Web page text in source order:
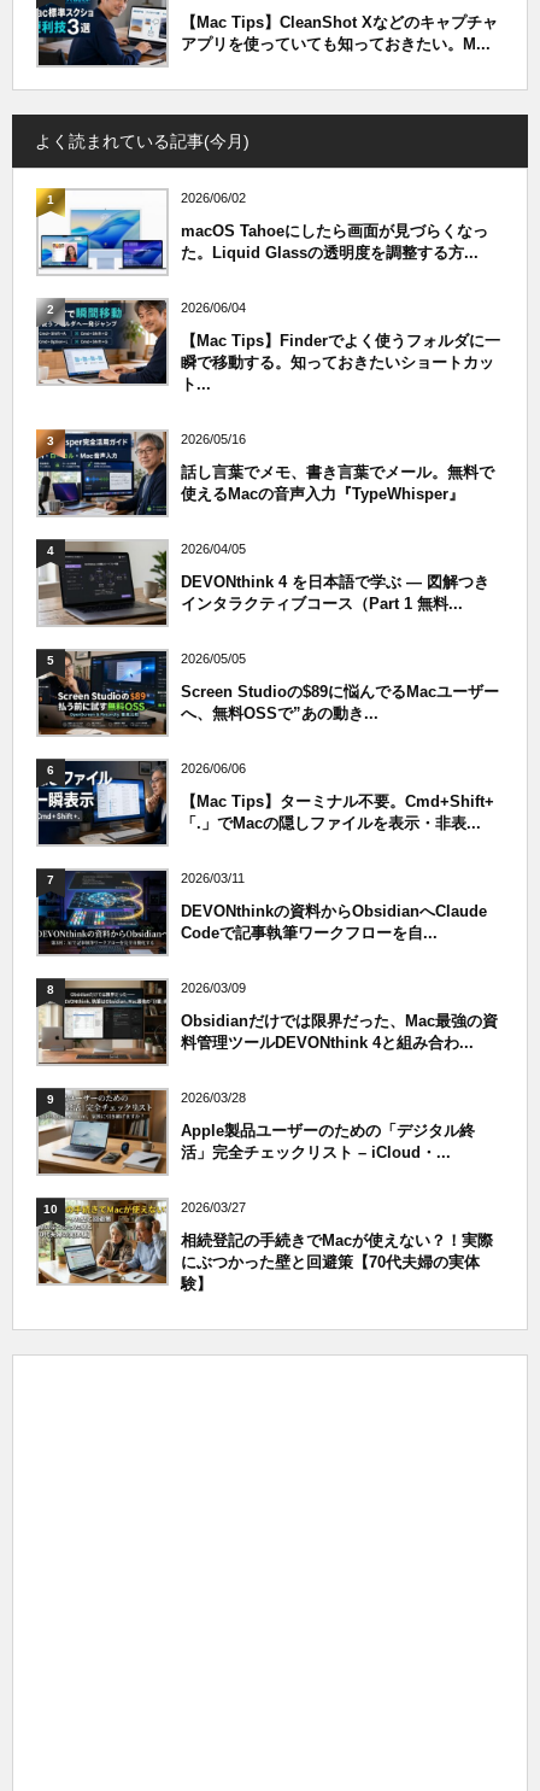
【Mac Tips】CleanShot Xなどのキャプチャ
アプリを使っていても知っておきたい。M...
よく読まれている記事(今月)
1 2026/06/02
macOS Tahoeにしたら画面が見づらくなっ
た。Liquid Glassの透明度を調整する方...
2 2026/06/04
【Mac Tips】Finderでよく使うフォルダに一
瞬で移動する。知っておきたいショートカッ
ト...
3 2026/05/16
話し言葉でメモ、書き言葉でメール。無料で
使えるMacの音声入力『TypeWhisper』
4 2026/04/05
DEVONthink 4 を日本語で学ぶ — 図解つき
インタラクティブコース（Part 1 無料...
5 2026/05/05
Screen Studioの$89に悩んでるMacユーザー
へ、無料OSSで”あの動き...
6 2026/06/06
【Mac Tips】ターミナル不要。Cmd+Shift+
「.」でMacの隠しファイルを表示・非表...
7 2026/03/11
DEVONthinkの資料からObsidianへClaude
Codeで記事執筆ワークフローを自...
8 2026/03/09
Obsidianだけでは限界だった、Mac最強の資
料管理ツールDEVONthink 4と組み合わ...
9 2026/03/28
Apple製品ユーザーのための「デジタル終
活」完全チェックリスト – iCloud・...
10 2026/03/27
相続登記の手続きでMacが使えない？！実際
にぶつかった壁と回避策【70代夫婦の実体
験】